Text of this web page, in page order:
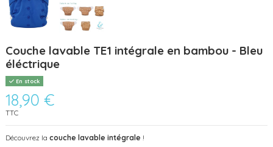
Couche lavable TE1 intégrale en bambou - Bleu
éléctrique
En stock
18,90 €
TTC
Découvrez la couche lavable intégrale !